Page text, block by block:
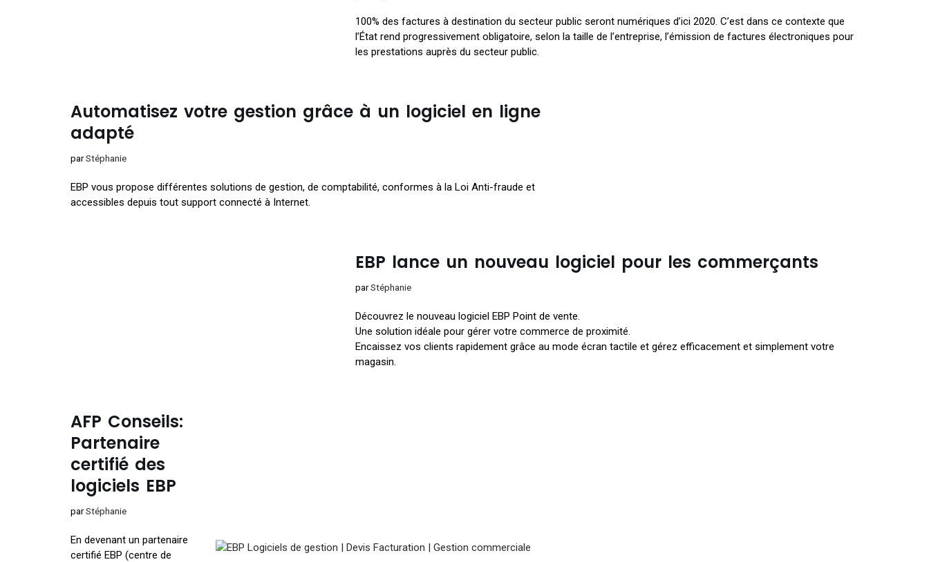
100% des factures à destination du secteur public seront numériques d’ici 2020. C’est dans ce contexte que
l’État rend progressivement obligatoire, selon la taille de l’entreprise, l’émission de factures électroniques pour
les prestations auprès du secteur public.
Automatisez votre gestion grâce à un logiciel en ligne
adapté
parStéphanie
EBP vous propose différentes solutions de gestion, de comptabilité, conformes à la Loi Anti-fraude et
accessibles depuis tout support connecté à Internet.
EBP lance un nouveau logiciel pour les commerçants
parStéphanie
Découvrez le nouveau logiciel EBP Point de vente.
Une solution idéale pour gérer votre commerce de proximité.
Encaissez vos clients rapidement grâce au mode écran tactile et gérez efficacement et simplement votre
magasin.
AFP Conseils:
Partenaire
certifié des
logiciels EBP
parStéphanie
En devenant un partenaire
certifié EBP (centre de